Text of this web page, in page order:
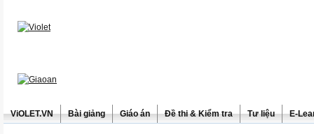
ViOLET.VN Bài giảng Giáo án Đề thi & Kiểm tra Tư liệu E-